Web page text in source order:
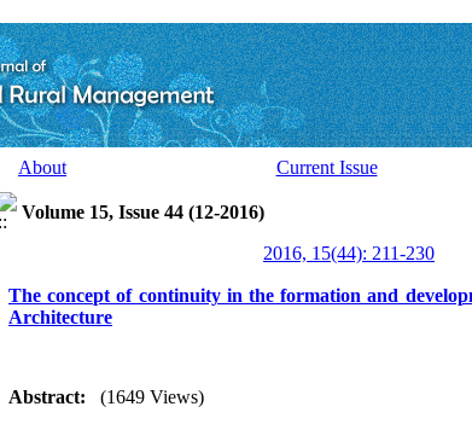
About Current Issue
Volume 15, Issue 44 (12-2016)
2016, 15(44): 211-230
The concept of continuity in the formation and
Architecture
Abstract:
(1649 Views)